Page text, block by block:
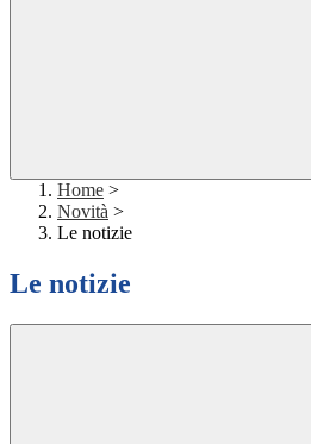
Home >
Novità >
Le notizie
Le notizie